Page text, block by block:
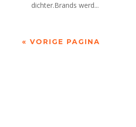
dichter.Brands werd...
« VORIGE PAGINA